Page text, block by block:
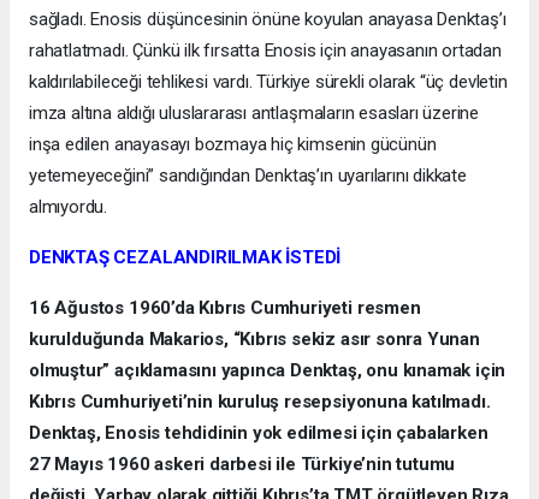
sağladı. Enosis düşüncesinin önüne koyulan anayasa Denktaş’ı
rahatlatmadı. Çünkü ilk fırsatta Enosis için anayasanın ortadan
kaldırılabileceği tehlikesi vardı. Türkiye sürekli olarak “üç devletin
imza altına aldığı uluslararası antlaşmaların esasları üzerine
inşa edilen anayasayı bozmaya hiç kimsenin gücünün
yetemeyeceğini” sandığından Denktaş’ın uyarılarını dikkate
almıyordu.
DENKTAŞ CEZALANDIRILMAK İSTEDİ
16 Ağustos 1960’da Kıbrıs Cumhuriyeti resmen
kurulduğunda Makarios, “Kıbrıs sekiz asır sonra Yunan
olmuştur” açıklamasını yapınca Denktaş, onu kınamak için
Kıbrıs Cumhuriyeti’nin kuruluş resepsiyonuna katılmadı.
Denktaş, Enosis tehdidinin yok edilmesi için çabalarken
27 Mayıs 1960 askeri darbesi ile Türkiye’nin tutumu